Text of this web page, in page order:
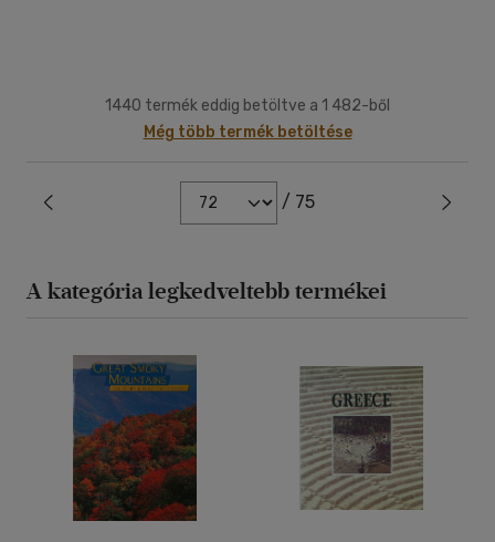
1440 termék eddig betöltve a 1 482-ből
Még több termék betöltése
/ 75
A kategória legkedveltebb termékei